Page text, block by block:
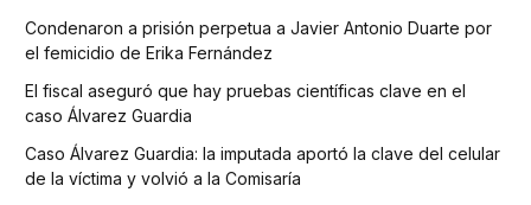
Condenaron a prisión perpetua a Javier Antonio Duarte por
el femicidio de Erika Fernández
El fiscal aseguró que hay pruebas científicas clave en el
caso Álvarez Guardia
Caso Álvarez Guardia: la imputada aportó la clave del celular
de la víctima y volvió a la Comisaría